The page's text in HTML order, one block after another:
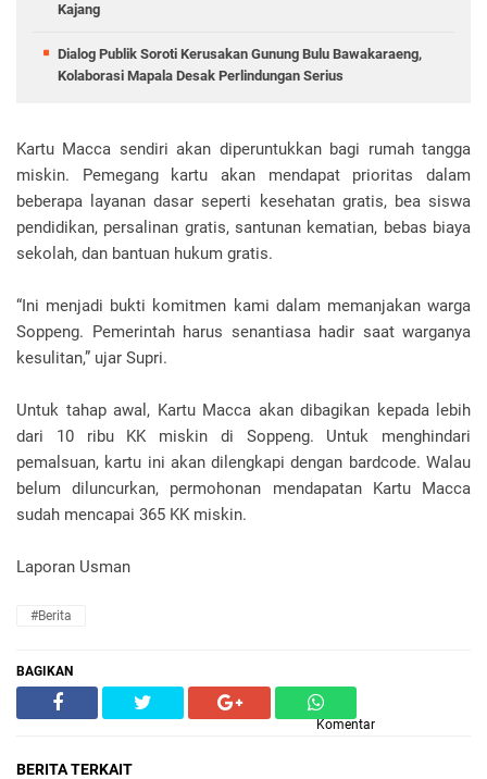
Kajang
Dialog Publik Soroti Kerusakan Gunung Bulu Bawakaraeng,
Kolaborasi Mapala Desak Perlindungan Serius
Kartu Macca sendiri akan diperuntukkan bagi rumah tangga
miskin. Pemegang kartu akan mendapat prioritas dalam
beberapa layanan dasar seperti kesehatan gratis, bea siswa
pendidikan, persalinan gratis, santunan kematian, bebas biaya
sekolah, dan bantuan hukum gratis.
“Ini menjadi bukti komitmen kami dalam memanjakan warga
Soppeng. Pemerintah harus senantiasa hadir saat warganya
kesulitan,” ujar Supri.
Untuk tahap awal, Kartu Macca akan dibagikan kepada lebih
dari 10 ribu KK miskin di Soppeng. Untuk menghindari
pemalsuan, kartu ini akan dilengkapi dengan bardcode. Walau
belum diluncurkan, permohonan mendapatan Kartu Macca
sudah mencapai 365 KK miskin.
Laporan Usman
#Berita
BAGIKAN
Komentar
BERITA TERKAIT